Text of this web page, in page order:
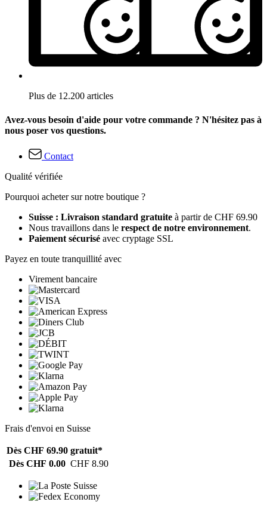
Plus de 12.200 articles
Avez-vous besoin d'aide pour votre commande ? N'hésitez pas à
nous poser vos questions.
Contact
Qualité vérifiée
Pourquoi acheter sur notre boutique ?
Suisse : Livraison standard gratuite à partir de CHF 69.90
Nous travaillons dans le respect de notre environnement.
Paiement sécurisé avec cryptage SSL
Payez en toute tranquillité avec
Virement bancaire
Frais d'envoi en Suisse
Dès CHF 69.90 gratuit*
Dès CHF 0.00 CHF 8.90